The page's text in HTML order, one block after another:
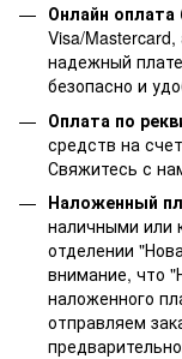
Онлайн оплата
Visa/
надежный
безопасно и
Оплата по
средств на
Свяжитесь с
Наложенный
наличными или
отделении
внимание, что
наложенного
отправляем